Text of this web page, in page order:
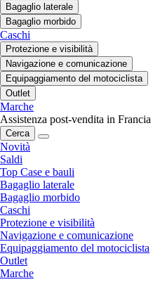
Bagaglio laterale
Bagaglio morbido
Caschi
Protezione e visibilità
Navigazione e comunicazione
Equipaggiamento del motociclista
Outlet
Marche
Assistenza post-vendita in Francia
Cerca
Novità
Saldi
Top Case e bauli
Bagaglio laterale
Bagaglio morbido
Caschi
Protezione e visibilità
Navigazione e comunicazione
Equipaggiamento del motociclista
Outlet
Marche